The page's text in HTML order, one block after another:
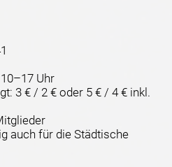
Uhr
3 € / 2 € oder 5 € / 4 € inkl.
auch für die Städtische